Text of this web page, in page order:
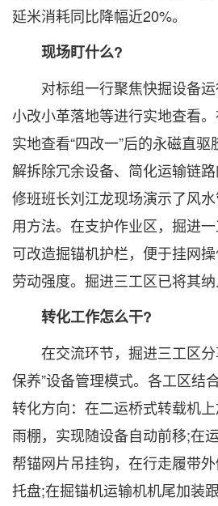
延米消耗同比降幅近20%。
现场盯什么?
对标组一行聚焦快掘设备运
小改小革落地等进行实地查看。
实地查看“四改一”后的永磁直
解拆除冗余设备、简化运输链
修班班长刘江龙现场演示了风
用方法。在支护作业区，掘进一
可改造掘锚机护栏，便于挂网
劳动强度。掘进三工区已将其纳
转化工作怎么干?
在交流环节，掘进三工区分
保养”设备管理模式。各工区结
转化方向：在二运桥式转载机
雨棚，实现随设备自动前移;在
帮锚网片吊挂钩，在行走履带
托盘;在掘锚机运输机机尾加装